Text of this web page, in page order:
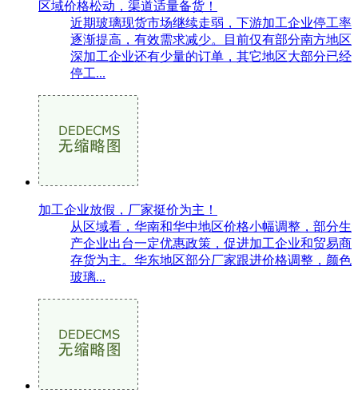
区域价格松动，渠道适量备货！
近期玻璃现货市场继续走弱，下游加工企业停工率
逐渐提高，有效需求减少。目前仅有部分南方地区
深加工企业还有少量的订单，其它地区大部分已经
停工...
加工企业放假，厂家挺价为主！
从区域看，华南和华中地区价格小幅调整，部分生
产企业出台一定优惠政策，促进加工企业和贸易商
存货为主。华东地区部分厂家跟进价格调整，颜色
玻璃...